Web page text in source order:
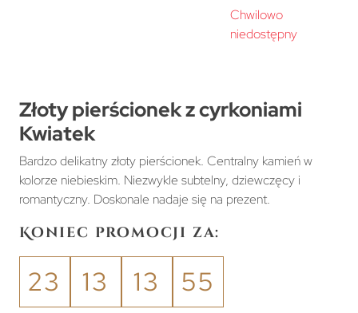
Chwilowo
niedostępny
Złoty pierścionek z cyrkoniami
Kwiatek
Bardzo delikatny złoty pierścionek. Centralny kamień w
kolorze niebieskim. Niezwykle subtelny, dziewczęcy i
romantyczny. Doskonale nadaje się na prezent.
Koniec promocji za:
23 13 13 55